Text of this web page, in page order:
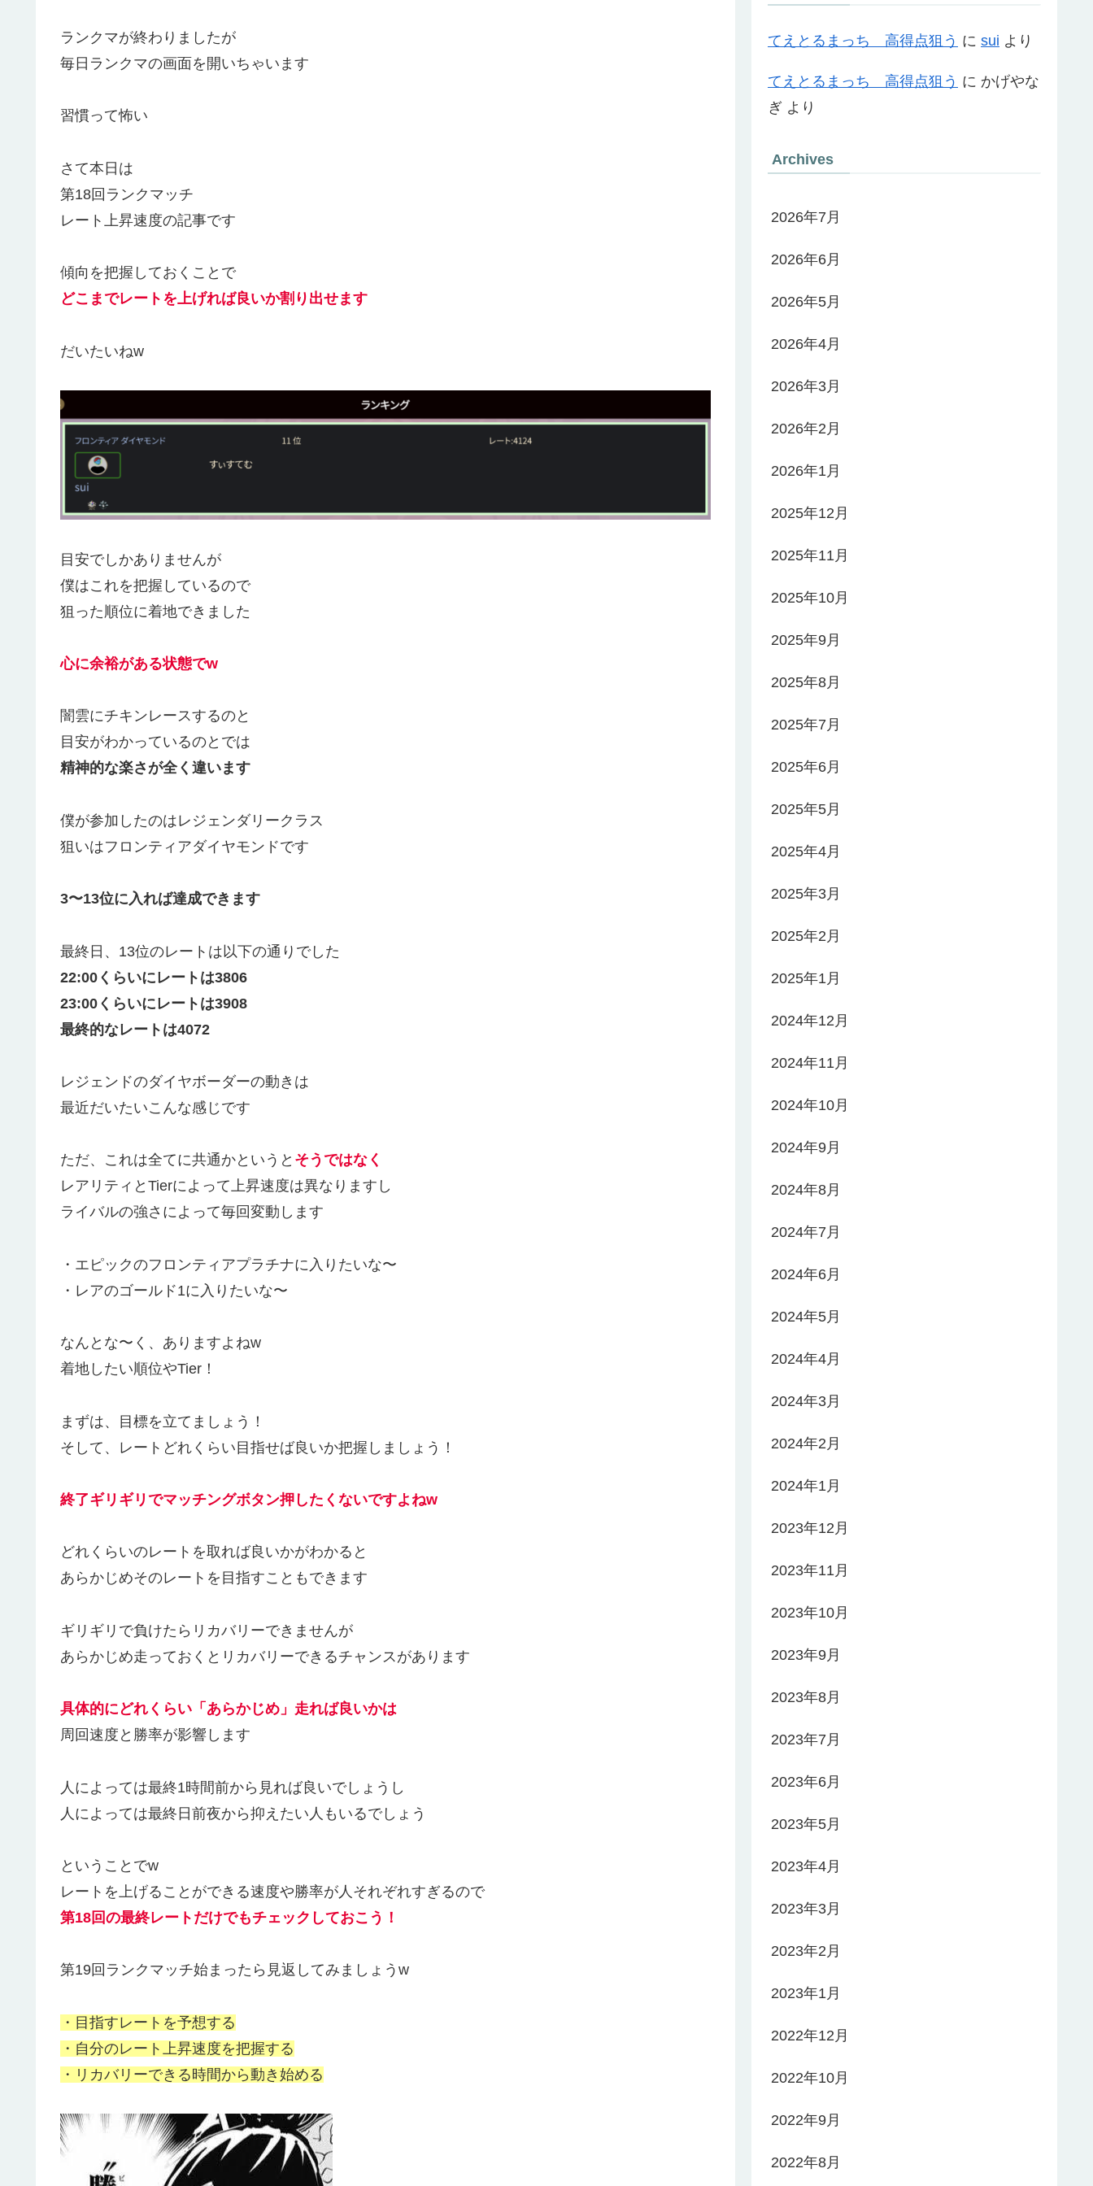
ランクマが終わりましたが
毎日ランクマの画面を開いちゃいます
習慣って怖い
さて本日は
第18回ランクマッチ
レート上昇速度の記事です
傾向を把握しておくことで
どこまでレートを上げれば良いか割り出せます
だいたいねw
目安でしかありませんが
僕はこれを把握しているので
狙った順位に着地できました
心に余裕がある状態でw
闇雲にチキンレースするのと
目安がわかっているのとでは
精神的な楽さが全く違います
僕が参加したのはレジェンダリークラス
狙いはフロンティアダイヤモンドです
3〜13位に入れば達成できます
最終日、13位のレートは以下の通りでした
22:00くらいにレートは3806
23:00くらいにレートは3908
最終的なレートは4072
レジェンドのダイヤボーダーの動きは
最近だいたいこんな感じです
ただ、これは全てに共通かというと そうではなく
レアリティとTierによって上昇速度は異なりますし
ライバルの強さによって毎回変動します
・エピックのフロンティアプラチナに入りたいな〜
・レアのゴールド1に入りたいな〜
なんとな〜く、ありますよねw
着地したい順位やTier！
まずは、目標を立てましょう！
そして、レートどれくらい目指せば良いか把握しましょう！
終了ギリギリでマッチングボタン押したくないですよねw
どれくらいのレートを取れば良いかがわかると
あらかじめそのレートを目指すこともできます
ギリギリで負けたらリカバリーできませんが
あらかじめ走っておくとリカバリーできるチャンスがあります
具体的にどれくらい「あらかじめ」走れば良いかは
周回速度と勝率が影響します
人によっては最終1時間前から見れば良いでしょうし
人によっては最終日前夜から抑えたい人もいるでしょう
ということでw
レートを上げることができる速度や勝率が人それぞれすぎるので
第18回の最終レートだけでもチェック しておこう ！
第19回ランクマッチ始まったら見返してみましょうw
・目指すレートを予想する
・自分のレート上昇速度を把握する
・リカバリーできる時間から動き始める
てえとるまっち 高得点狙う に sui より
てえとるまっち 高得点狙う に かげやな
ぎ より
Archives
2026年7月
2026年6月
2026年5月
2026年4月
2026年3月
2026年2月
2026年1月
2025年12月
2025年11月
2025年10月
2025年9月
2025年8月
2025年7月
2025年6月
2025年5月
2025年4月
2025年3月
2025年2月
2025年1月
2024年12月
2024年11月
2024年10月
2024年9月
2024年8月
2024年7月
2024年6月
2024年5月
2024年4月
2024年3月
2024年2月
2024年1月
2023年12月
2023年11月
2023年10月
2023年9月
2023年8月
2023年7月
2023年6月
2023年5月
2023年4月
2023年3月
2023年2月
2023年1月
2022年12月
2022年10月
2022年9月
2022年8月